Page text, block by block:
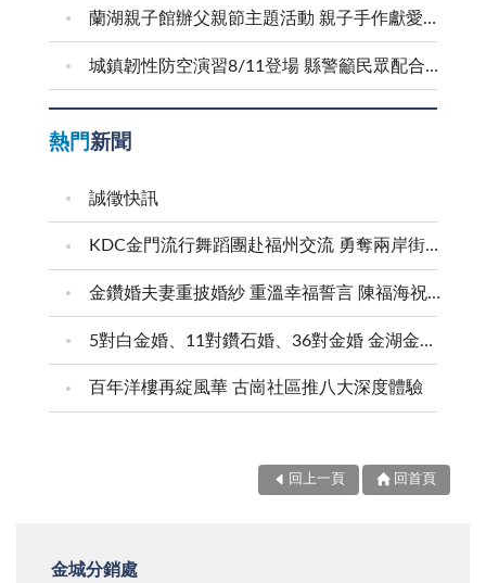
蘭湖親子館辦父親節主題活動 親子手作獻愛爸爸
城鎮韌性防空演習8/11登場 縣警籲民眾配合疏散避難
熱門新聞
誠徵快訊
KDC金門流行舞蹈團赴福州交流 勇奪兩岸街舞賽三等獎
金鑽婚夫妻重披婚紗 重溫幸福誓言 陳福海祝福牽手半世紀 情深相守成典範
5對白金婚、11對鑽石婚、36對金婚 金湖金沙夫妻共享榮耀時刻 陳福海表揚金鑽婚夫妻 向半世紀相守家庭典範致敬
百年洋樓再綻風華 古崗社區推八大深度體驗
回上一頁 回首頁
金城分銷處